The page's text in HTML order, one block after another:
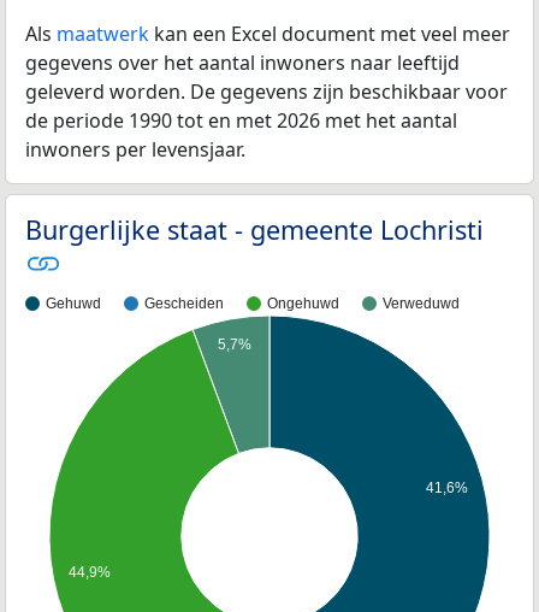
Als maatwerk kan een Excel document met veel meer
gegevens over het aantal inwoners naar leeftijd
geleverd worden. De gegevens zijn beschikbaar voor
de periode 1990 tot en met 2026 met het aantal
inwoners per levensjaar.
Burgerlijke staat - gemeente Lochristi
Gehuwd Gescheiden Ongehuwd Verweduwd
41,6%
5,7%
44,9%